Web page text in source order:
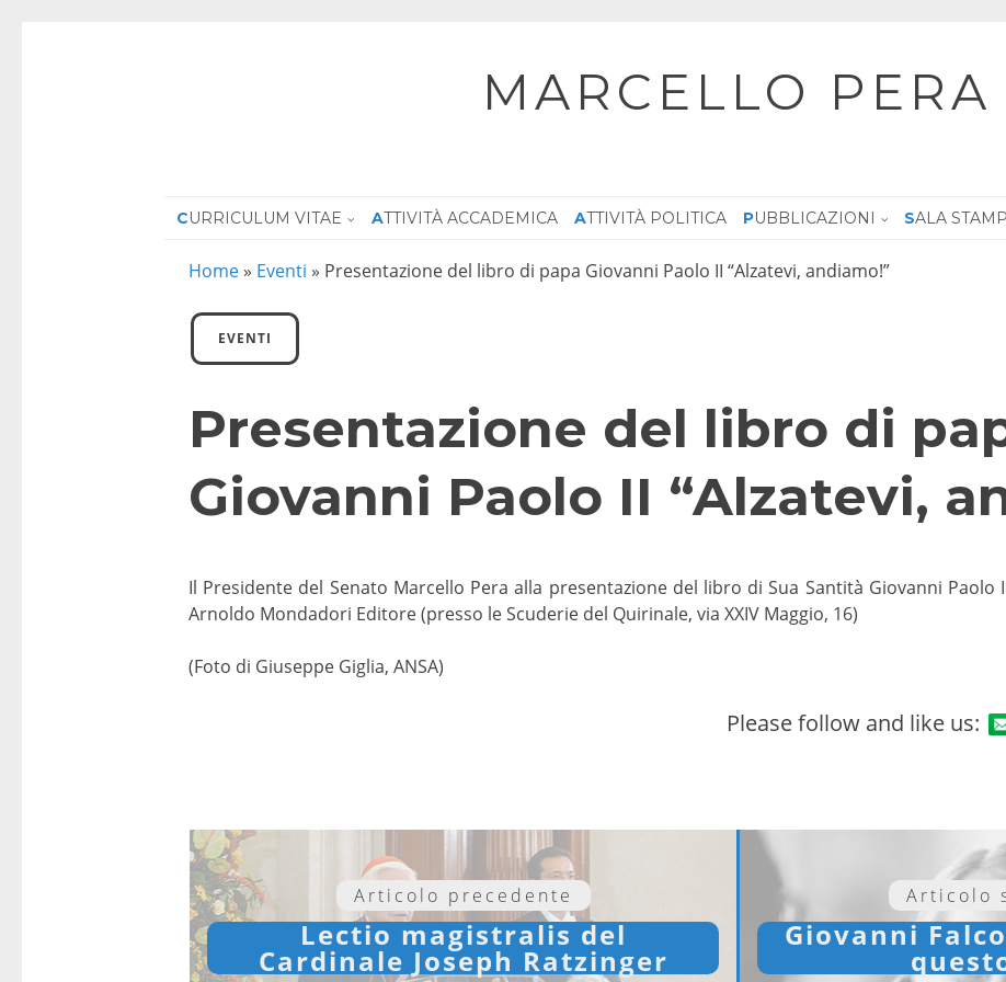
MARCELLO PERA
CURRICULUM VITAE ATTIVITÀ ACCADEMICA ATTIVITÀ POLITICA PUBBLICAZIONI SALA
Home » Eventi » Presentazione del libro di papa Giovanni Paolo II “Alzatevi, andiamo!”
EVENTI
Presentazione del libro di
Giovanni Paolo II “Alzatevi,
Il Presidente del Senato Marcello Pera alla presentazione del libro di Sua Santità Giovanni Paolo
Arnoldo Mondadori Editore (presso le Scuderie del Quirinale, via XXIV Maggio, 16)
(Foto di Giuseppe Giglia, ANSA)
Please follow and like us:
Articolo precedente
Lectio magistralis del
Cardinale Joseph Ratzinger
Articolo
Giovanni